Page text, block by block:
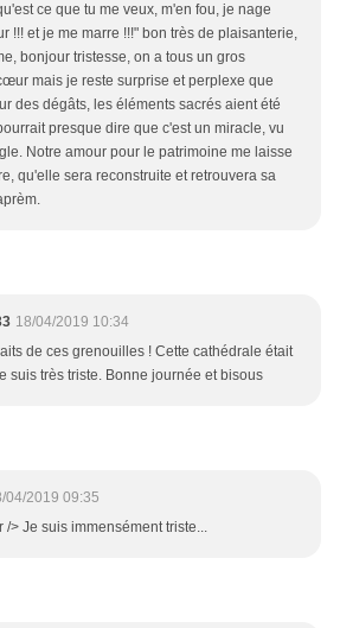
ce que tu me veux, m'en fou, je nage
!!! et je me marre !!!" bon très de plaisanterie,
bonjour tristesse, on a tous un gros
mais je reste surprise et perplexe que
des dégâts, les éléments sacrés aient été
presque dire que c'est un miracle, vu
Notre amour pour le patrimoine me laisse
qu'elle sera reconstruite et retrouvera sa
18/04/2019 10:34
de ces grenouilles ! Cette cathédrale était
suis très triste. Bonne journée et bisous
04/2019 09:35
/> Je suis immensément triste...